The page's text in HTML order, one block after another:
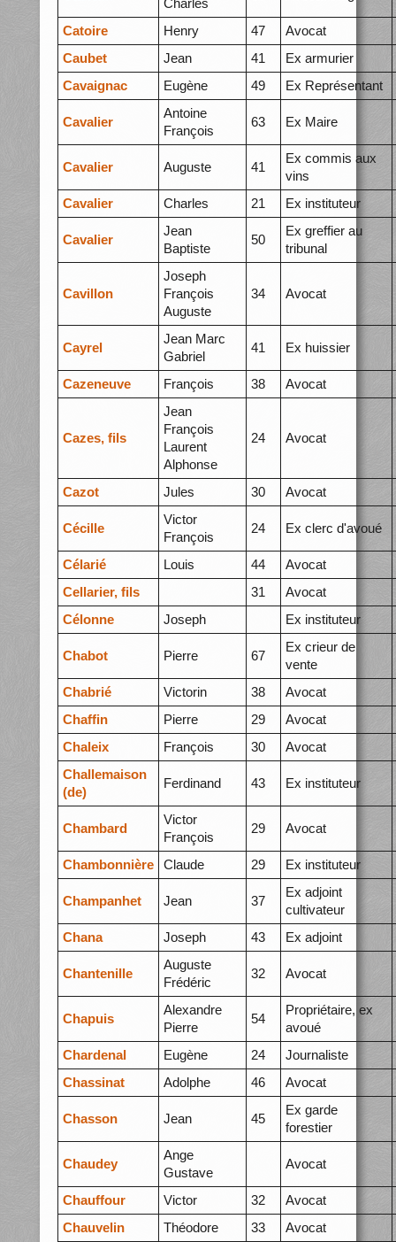
Charles
Catoire Henry 47
Avocat
Caubet
Jean 41
Ex armurier
Cavaignac
Eugène 49 Ex Représentant
Cavalier
Antoine
François
63 Ex Maire
Cavalier Auguste 41
Ex commis aux
vins
Cavalier
Charles 21 Ex instituteur
Cavalier
Jean
Baptiste
50
Ex greffier au
tribunal
Cavillon
Joseph
François
Auguste
34 Avocat
Cayrel
Jean Marc
Gabriel
41 Ex huissier
Cazeneuve François 38 Avocat
Cazes, fils
Jean
François
Laurent
Alphonse
24 Avocat
Cazot Jules 30 Avocat
Cécille
Victor
François
24 Ex clerc d'avoué
Célarié Louis 44
Avocat
Cellarier, fils
31
Avocat
Célonne
Joseph Ex instituteur
Chabot Pierre 67
Ex crieur de
vente
Chabrié
Victorin 38
Avocat
Chaffin
Pierre 29
Avocat
Chaleix
François 30
Avocat
Challemaison
(de)
Ferdinand 43 Ex instituteur
Chambard
Victor
François
29 Avocat
Chambonnière Claude 29 Ex instituteur
Champanhet Jean 37
Ex adjoint
cultivateur
Chana
Joseph 43 Ex adjoint
Chantenille
Auguste
Frédéric
32 Avocat
Chapuis
Alexandre
Pierre
54
Propriétaire, ex
avoué
Chardenal
Eugène 24
Journaliste
Chassinat
Adolphe 46 Avocat
Chasson Jean 45
Ex garde
forestier
Chaudey
Ange
Gustave
Avocat
Chauffour Victor 32
Avocat
Chauvelin
Théodore 33 Avocat